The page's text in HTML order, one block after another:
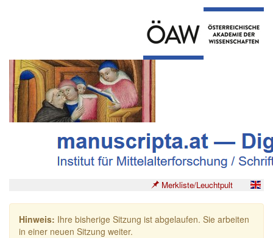
Merkliste/Leuchtpult
Hinweis: Ihre bisherige Sitzung ist abgelaufen. Sie arbeiten
in einer neuen Sitzung weiter.